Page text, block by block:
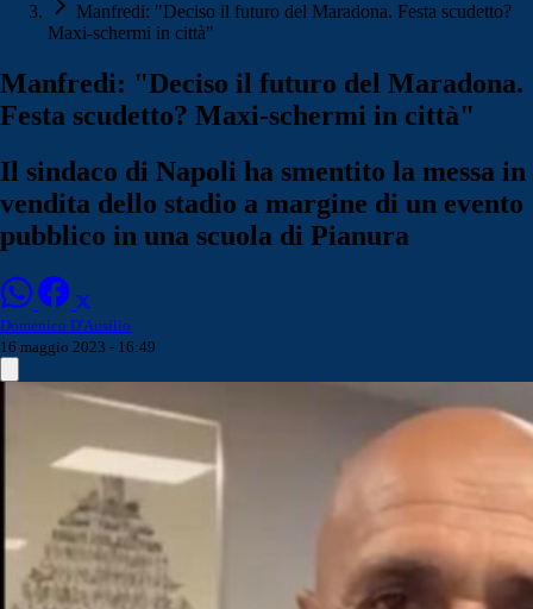
Manfredi: "Deciso il futuro del Maradona. Festa scudetto?
Maxi-schermi in città"
Manfredi: "Deciso il futuro del Maradona.
Festa scudetto? Maxi-schermi in città"
Il sindaco di Napoli ha smentito la messa in
vendita dello stadio a margine di un evento
pubblico in una scuola di Pianura
Domenico D'Ausilio
16 maggio 2023 - 16:49